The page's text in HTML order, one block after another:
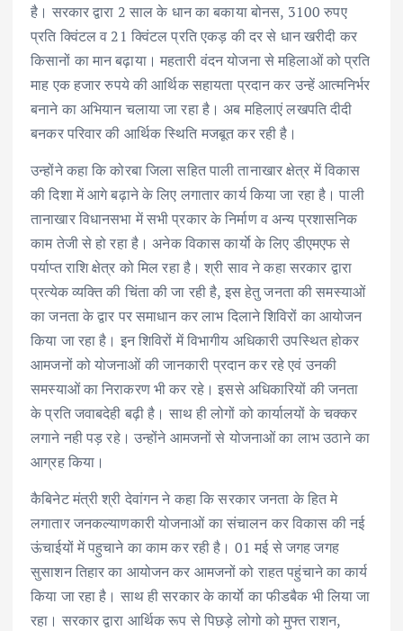
है। सरकार द्वारा 2 साल के धान का बकाया बोनस, 3100 रुपए
प्रति क्विंटल व 21 क्विंटल प्रति एकड़ की दर से धान खरीदी कर
किसानों का मान बढ़ाया। महतारी वंदन योजना से महिलाओं को प्रति
माह एक हजार रुपये की आर्थिक सहायता प्रदान कर उन्हें आत्मनिर्भर
बनाने का अभियान चलाया जा रहा है। अब महिलाएं लखपति दीदी
बनकर परिवार की आर्थिक स्थिति मजबूत कर रही है।
उन्होंने कहा कि कोरबा जिला सहित पाली तानाखार क्षेत्र में विकास
की दिशा में आगे बढ़ाने के लिए लगातार कार्य किया जा रहा है। पाली
तानाखार विधानसभा में सभी प्रकार के निर्माण व अन्य प्रशासनिक
काम तेजी से हो रहा है। अनेक विकास कार्याे के लिए डीएमएफ से
पर्याप्त राशि क्षेत्र को मिल रहा है। श्री साव ने कहा सरकार द्वारा
प्रत्येक व्यक्ति की चिंता की जा रही है, इस हेतु जनता की समस्याओं
का जनता के द्वार पर समाधान कर लाभ दिलाने शिविरों का आयोजन
किया जा रहा है। इन शिविरों में विभागीय अधिकारी उपस्थित होकर
आमजनों को योजनाओं की जानकारी प्रदान कर रहे एवं उनकी
समस्याओं का निराकरण भी कर रहे। इससे अधिकारियों की जनता
के प्रति जवाबदेही बढ़ी है। साथ ही लोगों को कार्यालयों के चक्कर
लगाने नही पड़ रहे। उन्होंने आमजनों से योजनाओं का लाभ उठाने का
आग्रह किया।
कैबिनेट मंत्री श्री देवांगन ने कहा कि सरकार जनता के हित मे
लगातार जनकल्याणकारी योजनाओं का संचालन कर विकास की नई
ऊंचाईयों में पहुचाने का काम कर रही है। 01 मई से जगह जगह
सुसाशन तिहार का आयोजन कर आमजनों को राहत पहुंचाने का कार्य
किया जा रहा है। साथ ही सरकार के कार्याे का फीडबैक भी लिया जा
रहा। सरकार द्वारा आर्थिक रूप से पिछड़े लोगो को मुफ्त राशन,